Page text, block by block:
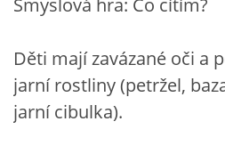
KALENDÁŘ PRO DĚTI
STÁTNÍ SVÁTKY
Děti mají zavázané oči a
jarní rostliny (petržel,
jarní cibulka).